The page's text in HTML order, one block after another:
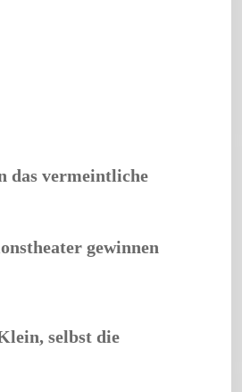
das vermeintliche
gewinnen
selbst die